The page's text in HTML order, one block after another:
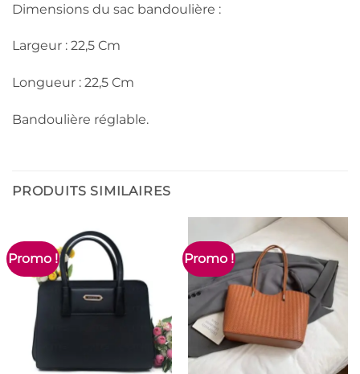
Dimensions du sac bandoulière :
Largeur : 22,5 Cm
Longueur : 22,5 Cm
Bandoulière réglable.
PRODUITS SIMILAIRES
Promo ! Promo !